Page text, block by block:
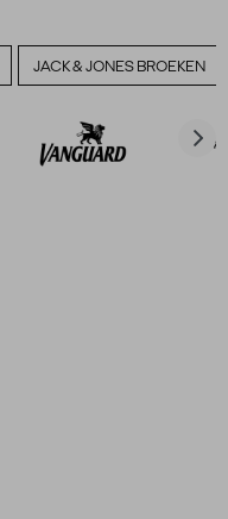
JACK & JONES BROEKEN